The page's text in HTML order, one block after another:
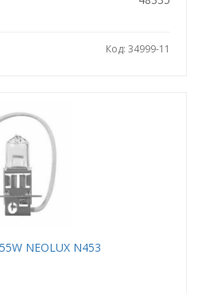
Код: 34999-11
NEOLUX N453